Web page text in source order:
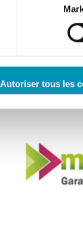
Autoriser tous les